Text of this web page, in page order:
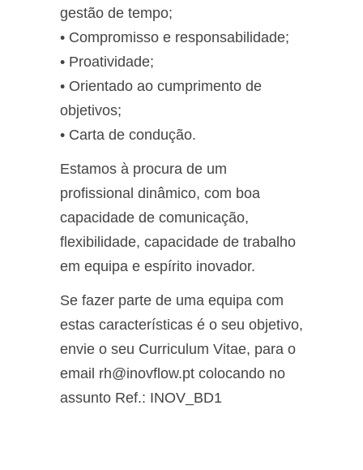
gestão de tempo;
• Compromisso e responsabilidade;
• Proatividade;
• Orientado ao cumprimento de
objetivos;
• Carta de condução.
Estamos à procura de um
profissional dinâmico, com boa
capacidade de comunicação,
flexibilidade, capacidade de trabalho
em equipa e espírito inovador.
Se fazer parte de uma equipa com
estas características é o seu objetivo,
envie o seu Curriculum Vitae, para o
email rh@inovflow.pt colocando no
assunto Ref.: INOV_BD1